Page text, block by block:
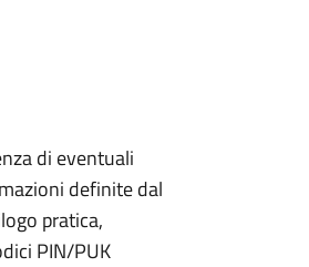
di eventuali
definite dal
pratica,
PIN/PUK